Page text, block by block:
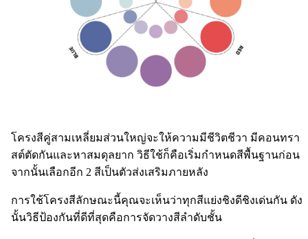
โครงสีคู่สามเหลี่ยมส่วนใหญ่จะให้ความมีชีวิตชีวา มีคอนทรา
สต์ตัดกันและหาสมดุลยาก วิธีใช้ก็คือเริ่มกำหนดสีพื้นฐานก่อน
จากนั้นเลือกอีก 2 สีเป็นตัวส่งเสริมภายหลัง
การใช้โครงสีลักษณะนี้คุณจะเห็นว่าทุกสีแย่งชิงดีชิงเด่นกัน ดัง
นั้นวิธีป้องกันที่ดีที่สุดคือการจัดวางสีลำดับชั้น